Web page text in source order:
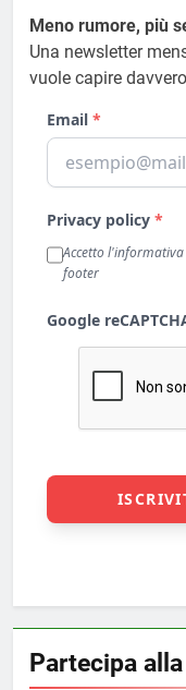
Meno rumore, più
Una newsletter
vuole capire
Partecipa